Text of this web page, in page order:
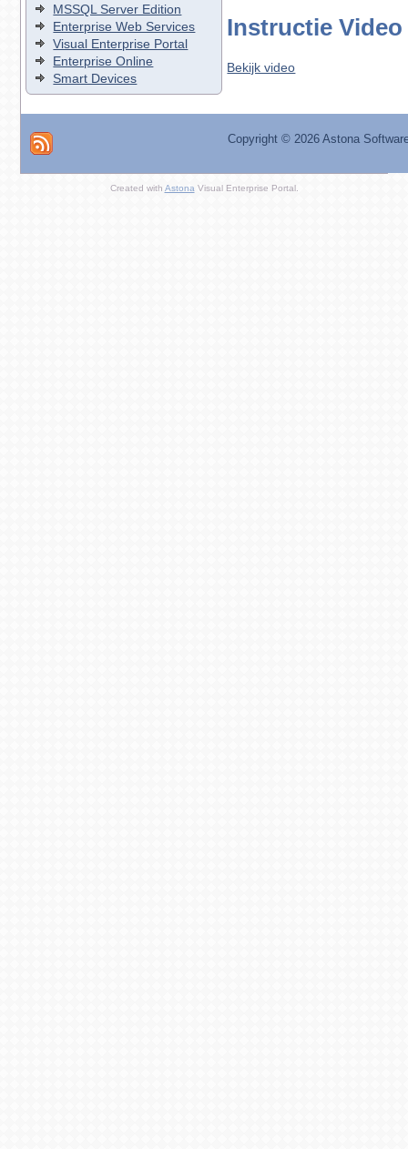
MSSQL Server Edition
Enterprise Web Services
Visual Enterprise Portal
Enterprise Online
Smart Devices
Instructie Video
Bekijk video
Copyright © 2026 Astona
Created with Astona Visual Enterprise Portal.